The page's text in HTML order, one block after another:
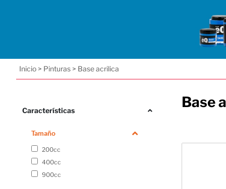
Inicio > Pinturas > Base acrilica
Características
Tamaño
200cc
400cc
900cc
Base